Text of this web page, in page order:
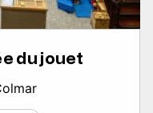
du jouet